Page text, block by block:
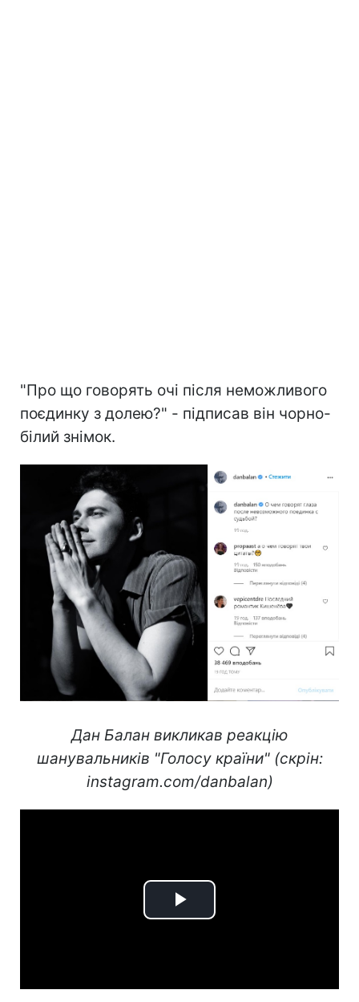
"Про що говорять очі після неможливого
поєдинку з долею?" - підписав він чорно-
білий знімок.
Дан Балан викликав реакцію
шанувальників "Голосу країни" (скрін:
instagram.com/danbalan)
Play